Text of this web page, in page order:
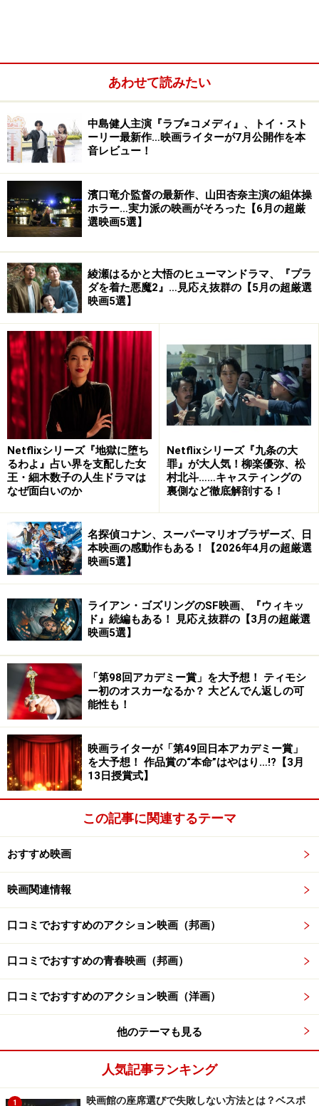
上田慎一郎監督（以下、上田監督）：なかったですね。
プロットの段階で一度チェックしていただき、その後、
ですが、リクエストもありませんでしたし、NGもありま
せんでした。
――ではオリジナルのドラマに縛られることなく、比較
的自由に制作することができたんですね。
上田監督 ：そうですね。ただ僕は原作のある実写長編を
手がけるのは初めてなんです。また全16話の連続ドラマ
を1本の映画にするので、どこを切り取ってストーリー
を作り上げていくのかという点は悩みました。共同脚本
の岩下悠子さんとプロット作りを1、2年かけて行い、岩
下さんに初稿から5稿まで執筆いただき、その後を僕が
連続ドラマ6話くらいまでの“権力者を成敗する”という物
語をベースにすることは早期に決まったのですが、何を
削って、どこにオリジナルの要素を入れるのかなど、あ
あでもないこうでもないと考えて、6稿を書き上げた時
点で、内野聖陽さんに出演依頼をしたんです。
内野聖陽さんと脚本作りからガッツリ組ん
だ！
（C）2024アングリースクワッド製作委員会
――主演の内野聖陽さんのキャスティングは監督が決め
上田監督：主人公の熊沢役は内野聖陽さんにお願いした
いとプロデューサーに相談して、出演を依頼しました。
僕はこれまで、実力はあるけれどメジャーではない俳優
ャーな俳優たちと同じような作品作りができるのだろう
かという一抹の不安はありました。でも内野さんとお会
いしたら「撮影前からガッツリと肩を組んで一緒に作り
たい。それができるのなら出演します」とおっしゃって
くださり、脚本を読んでもらい、引き受けていただける
――では撮影前から、内野さんとは打ち合わせを重ねて
あわせて読みたい
中島健人主演『ラブ≠コメディ』、トイ・スト
ーリー最新作…映画ライターが7月公開作を本
音レビュー！
濱口竜介監督の最新作、山田杏奈主演の組体操
ホラー…実力派の映画がそろった【6月の超厳
選映画5選】
綾瀬はるかと大悟のヒューマンドラマ、『プラ
ダを着た悪魔2』…見応え抜群の【5月の超厳選
映画5選】
Netflixシリーズ『地獄に堕ち
るわよ』占い界を支配した女
王・細木数子の人生ドラマは
なぜ面白いのか
Netflixシリーズ『九条の大
罪』が大人気！柳楽優弥、松
村北斗……キャスティングの
裏側など徹底解剖する！
名探偵コナン、スーパーマリオブラザーズ、日
本映画の感動作もある！【2026年4月の超厳選
映画5選】
ライアン・ゴズリングのSF映画、『ウィキッ
ド』続編もある！ 見応え抜群の【3月の超厳選
映画5選】
「第98回アカデミー賞」を大予想！ ティモシ
ー初のオスカーなるか？ 大どんでん返しの可
能性も！
映画ライターが「第49回日本アカデミー賞」
を大予想！ 作品賞の“本命”はやはり…!?【3月
13日授賞式】
この記事に関連するテーマ
おすすめ映画
映画関連情報
口コミでおすすめのアクション映画（邦画）
口コミでおすすめの青春映画（邦画）
口コミでおすすめのアクション映画（洋画）
他のテーマも見る
人気記事ランキング
1
映画館の座席選びで失敗しない方法とは？ベスポ